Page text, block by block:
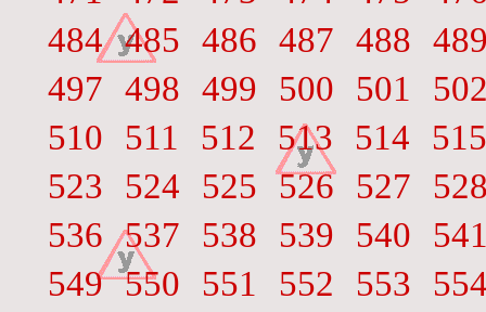
484 485 486 487 488
497 498 499 500 501
510
511 512 513 514
515
523
524 525 526 527
536 537 538 539 540
549 550 551 552 553